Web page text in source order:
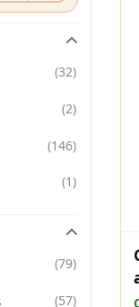
(32)
(2)
(146)
(1)
(79)
(57)